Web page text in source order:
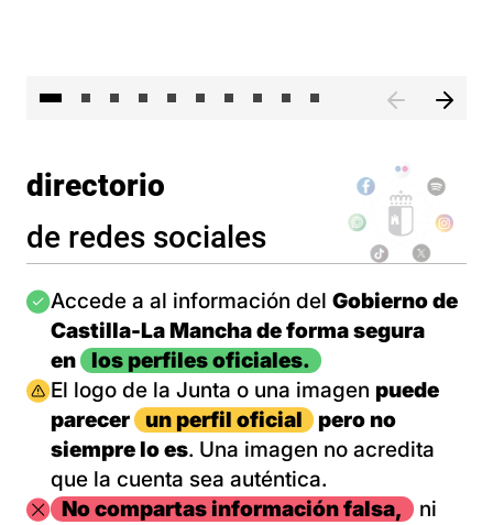
directorio
de redes sociales
Imagen
Accede a al información del Gobierno de
Castilla-La Mancha de forma segura
en
los perfiles oficiales.
Imagen
El logo de la Junta o una imagen puede
parecer
un perfil oficial
pero no
siempre lo es. Una imagen no acredita
que la cuenta sea auténtica.
ImagenNo compartas información falsa,
ni